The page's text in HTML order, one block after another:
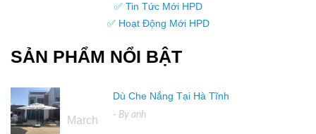
✅ Tin Tức Mới HPD
✅ Hoạt Động Mới HPD
SẢN PHẨM NỔI BẬT
March
Dù Che Nắng Tại Hà Tĩnh
- By anh